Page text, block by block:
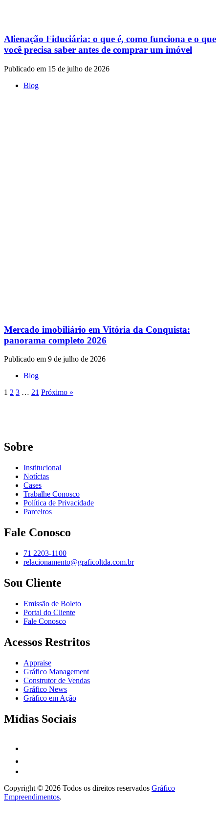
Alienação Fiduciária: o que é, como funciona e o que
você precisa saber antes de comprar um imóvel
Publicado em 15 de julho de 2026
Blog
Mercado imobiliário em Vitória da Conquista:
panorama completo 2026
Publicado em 9 de julho de 2026
Blog
1 2 3 … 21 Próximo »
Sobre
Institucional
Notícias
Cases
Trabalhe Conosco
Política de Privacidade
Parceiros
Fale Conosco
71 2203-1100
relacionamento@graficoltda.com.br
Sou Cliente
Emissão de Boleto
Portal do Cliente
Fale Conosco
Acessos Restritos
Appraise
Gráfico Management
Construtor de Vendas
Gráfico News
Gráfico em Ação
Mídias Sociais
Copyright © 2026 Todos os direitos reservados Gráfico
Empreendimentos.